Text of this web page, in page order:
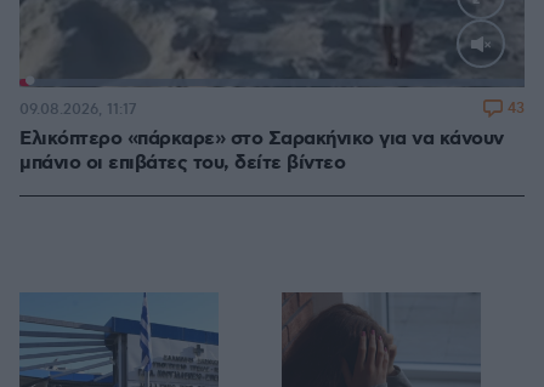
Loaded:
Ελικόπτερο «πάρκαρε» στο Σαρακήνικο για να κάνουν
μπάνιο οι επιβάτες του, δείτε βίντεο
09.08.2026, 11:17 43